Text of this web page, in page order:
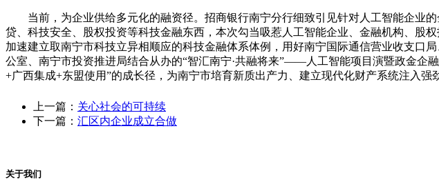
当前，为企业供给多元化的融资径。招商银行南宁分行细致引见针对人工智能企业的
贷、科技安全、股权投资等科技金融东西，本次勾当吸惹人工智能企业、金融机构、股
加速建立取南宁市科技立异相顺应的科技金融体系体例，用好南宁国际通信营业收支
公室、南宁市投资推进局结合从办的“智汇南宁·共融将来”——人工智能项目演暨政金企
+广西集成+东盟使用”的成长径，为南宁市培育新质出产力、建立现代化财产系统注入强
上一篇： 关心社会的可持续
下一篇： 汇区内企业成立合做
关于我们